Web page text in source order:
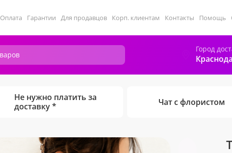
Оплата Гарантии Для продавцов Корп. клиентам Контакты Помощь
Город
Не нужно платить за
доставку *
Чат с флористом